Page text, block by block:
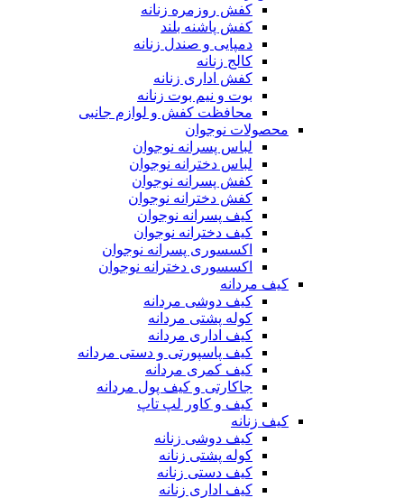
کفش روزمره زنانه
کفش پاشنه بلند
دمپایی و صندل زنانه
کالج زنانه
کفش اداری زنانه
بوت و نیم بوت زنانه
محافظت کفش و لوازم جانبی
محصولات نوجوان
لباس پسرانه نوجوان
لباس دخترانه نوجوان
کفش پسرانه نوجوان
کفش دخترانه نوجوان
کیف پسرانه نوجوان
کیف دخترانه نوجوان
اکسسوری پسرانه نوجوان
اکسسوری دخترانه نوجوان
کیف مردانه
کیف دوشی مردانه
کوله پشتی مردانه
کیف اداری مردانه
کیف پاسپورتی و دستی مردانه
کیف کمری مردانه
جاکارتی و کیف پول مردانه
کیف و کاور لپ تاپ
کیف زنانه
کیف دوشی زنانه
کوله پشتی زنانه
کیف دستی زنانه
کیف اداری زنانه